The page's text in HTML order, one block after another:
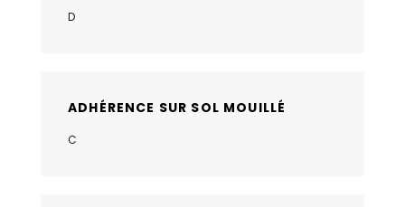
D
ADHÉRENCE SUR SOL MOUILLÉ
C